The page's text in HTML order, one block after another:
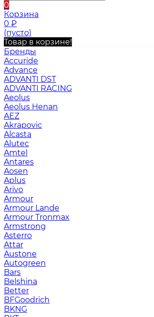
0
Корзина
0 ₽
(пусто)
Товар в корзине!
Бренды
Accuride
Advance
ADVANTI DST
ADVANTI RACING
Aeolus
Aeolus Henan
AEZ
Akrapovic
Alcasta
Alutec
Amtel
Antares
Aosen
Aplus
Arivo
Armour
Armour Lande
Armour Tronmax
Armstrong
Asterro
Attar
Austone
Autogreen
Bars
Belshina
Better
BFGoodrich
BKNG